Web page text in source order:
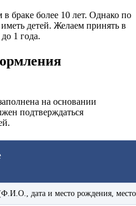
браке более 10 лет. Однако по
детей. Желаем принять в
1 года.
на основании
подтверждаться
дата и место рождения,